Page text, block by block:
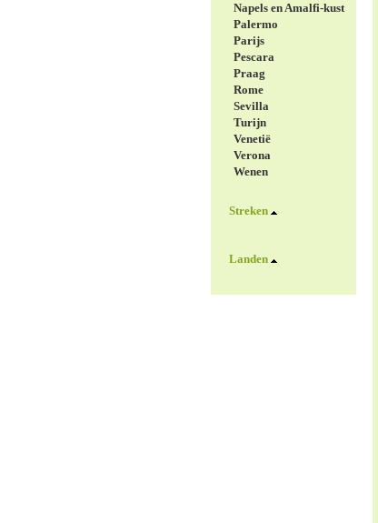
Napels en Amalfi-kust
Palermo
Parijs
Pescara
Praag
Rome
Sevilla
Turijn
Venetië
Verona
Wenen
Streken
Landen